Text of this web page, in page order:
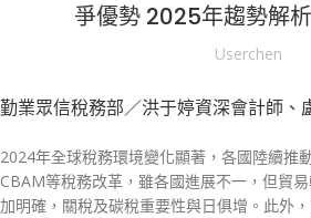
爭優勢 2025年趨勢解析
Userchen
勤業眾信稅務部／洪于婷資深會計師、
2024年全球稅務環境變化顯著，各國陸續推
CBAM等稅務改革，雖各國進展不一，但貿
加明確，關稅及碳稅重要性與日俱增。此外